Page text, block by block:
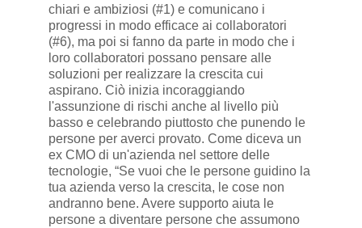
chiari e ambiziosi (#1) e comunicano i
progressi in modo efficace ai collaboratori
(#6), ma poi si fanno da parte in modo che i
loro collaboratori possano pensare alle
soluzioni per realizzare la crescita cui
aspirano. Ciò inizia incoraggiando
l'assunzione di rischi anche al livello più
basso e celebrando piuttosto che punendo le
persone per averci provato. Come diceva un
ex CMO di un'azienda nel settore delle
tecnologie, “Se vuoi che le persone guidino la
tua azienda verso la crescita, le cose non
andranno bene. Avere supporto aiuta le
persone a diventare persone che assumono